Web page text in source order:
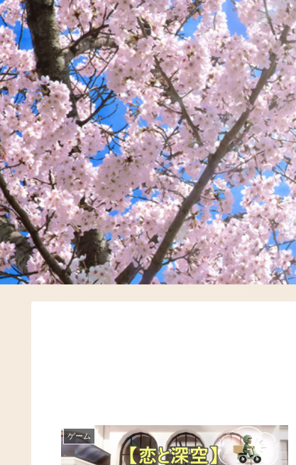
ゲーム